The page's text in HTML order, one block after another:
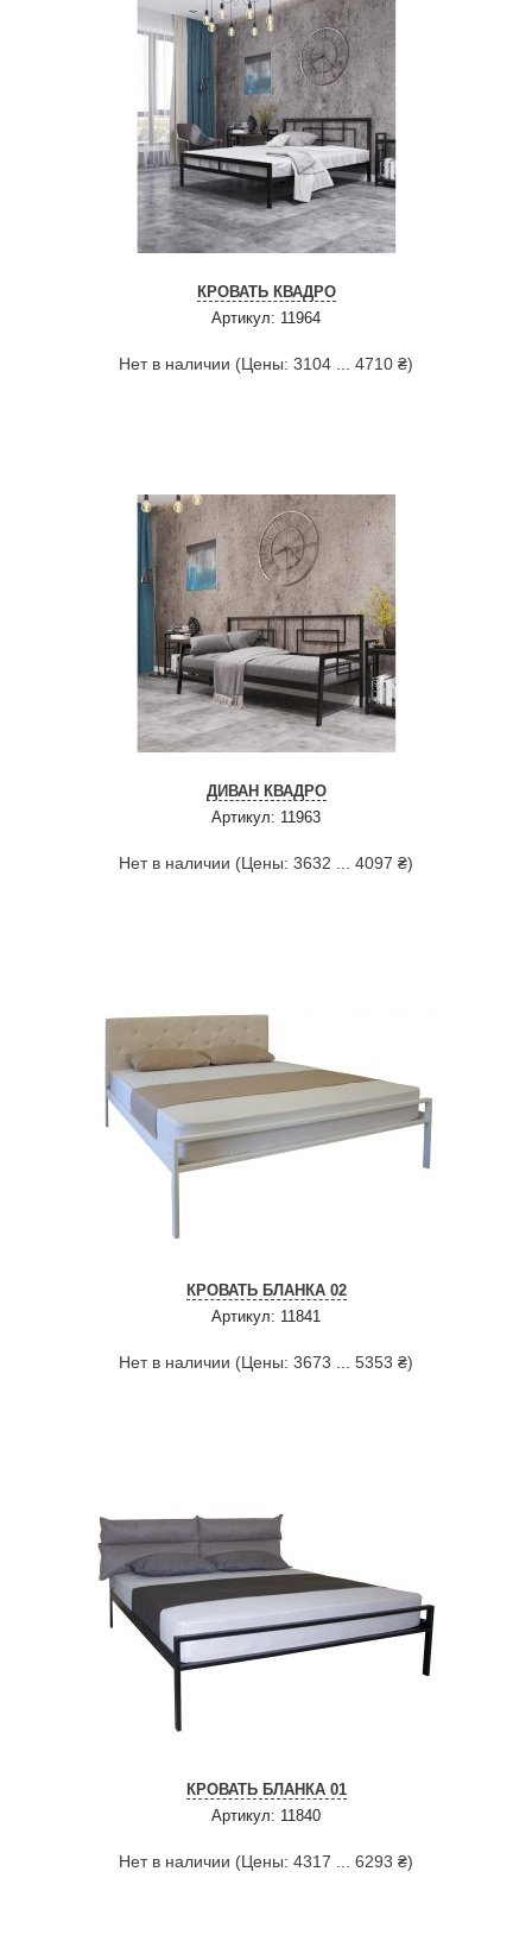
КРОВАТЬ КВАДРО
Артикул: 11964
Нет в наличии (Цены: 3104 ... 4710 ₴)
ДИВАН КВАДРО
Артикул: 11963
Нет в наличии (Цены: 3632 ... 4097 ₴)
КРОВАТЬ БЛАНКА 02
Артикул: 11841
Нет в наличии (Цены: 3673 ... 5353 ₴)
КРОВАТЬ БЛАНКА 01
Артикул: 11840
Нет в наличии (Цены: 4317 ... 6293 ₴)